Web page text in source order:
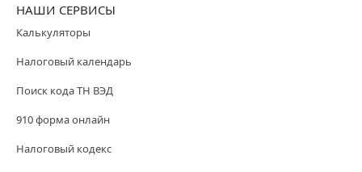
НАШИ СЕРВИСЫ
Калькуляторы
Налоговый календарь
Поиск кода ТН ВЭД
910 форма онлайн
Налоговый кодекс